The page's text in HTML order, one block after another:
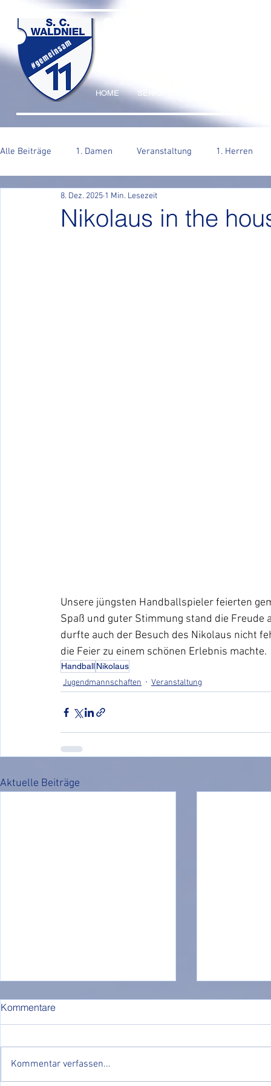
SC WALDNIEL
HOME SENIOREN
#gemeinsam
Alle Beiträge 1. Damen Veranstaltung 1. Herren
Nikolaus in the
8. Dez. 2025 1 Min. Lesezeit
Unsere jüngsten Handballspieler feierten
Spaß und guter Stimmung stand die
durfte auch der Besuch des Nikolaus nicht
die Feier zu einem schönen Erlebnis machte.
HandballNikolaus
Jugendmannschaften Veranstaltung
Aktuelle Beiträge
Kommentare
Kommentar verfassen...